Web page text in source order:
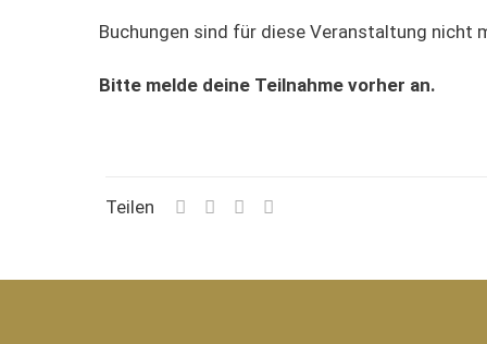
Buchungen sind für diese Veranstaltung nicht
Bitte melde deine Teilnahme vorher an.
Teilen